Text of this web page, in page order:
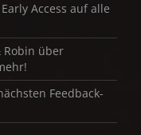
Access auf alle
Robin über
Feedback-